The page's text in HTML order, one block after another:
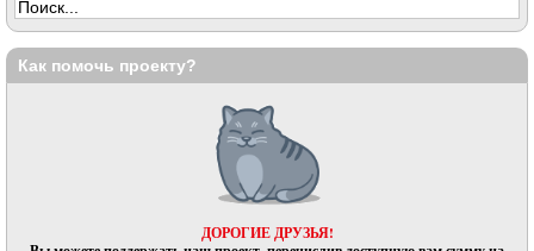
Как помочь проекту?
ДОРОГИЕ ДРУЗЬЯ!